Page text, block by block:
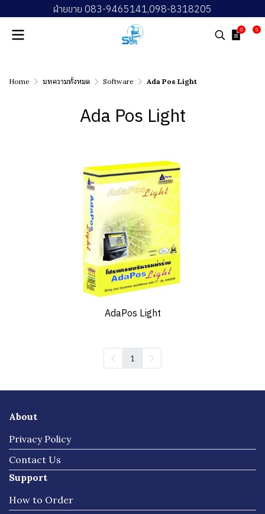
ฝ่ายขาย 083-9465141,098-8318205
0 0
Home บทความทั้งหมด Software Ada Pos Light
Ada Pos Light
AdaPos Light
1
About
Privacy Policy
Contact Us
Support
How to Order